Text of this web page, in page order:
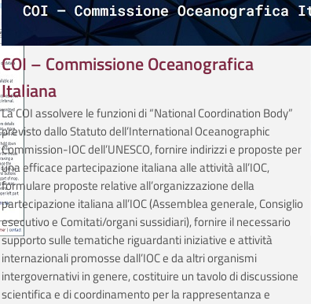
COI – Commissione Oceanografica
Italiana
La COI assolvere le funzioni di “National Coordination Body”
previsto dallo Statuto dell’International Oceanographic
Commission-IOC dell’UNESCO, fornire indirizzi e proposte per
una efficace partecipazione italiana alle attività all’IOC,
formulare proposte relative all’organizzazione della
partecipazione italiana all’IOC (Assemblea generale, Consiglio
esecutivo e Comitati/organi sussidiari), fornire il necessario
supporto sulle tematiche riguardanti iniziative e attività
internazionali promosse dall’IOC e da altri organismi
intergovernativi in genere, costituire un tavolo di discussione
scientifica e di coordinamento per la rappresentanza e